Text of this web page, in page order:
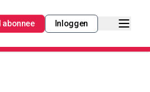
Word abonnee Inloggen